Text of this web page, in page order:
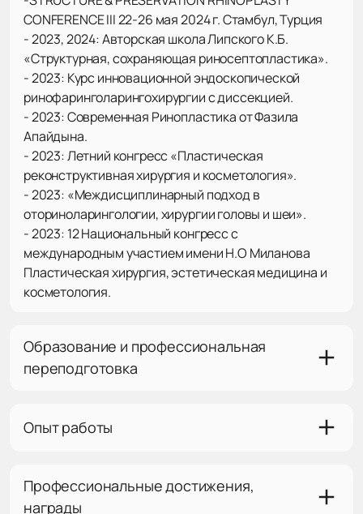
CONFERENCE III 22-26 мая 2024 г. Стамбул, Турция
- 2023, 2024: Авторская школа Липского К.Б.
«Структурная, сохраняющая риносептопластика».
- 2023: Курс инновационной эндоскопической
ринофаринголарингохирургии с диссекцией.
- 2023: Современная Ринопластика от Фазила
Апайдына.
- 2023: Летний конгресс «Пластическая
реконструктивная хирургия и косметология».
- 2023: «Междисциплинарный подход в
оториноларингологии, хирургии головы и шеи».
- 2023: 12 Национальный конгресс с
международным участием имени Н.О Миланова
Пластическая хирургия, эстетическая медицина и
косметология.
Образование и профессиональная
переподготовка
Опыт работы
Профессиональные достижения,
награды